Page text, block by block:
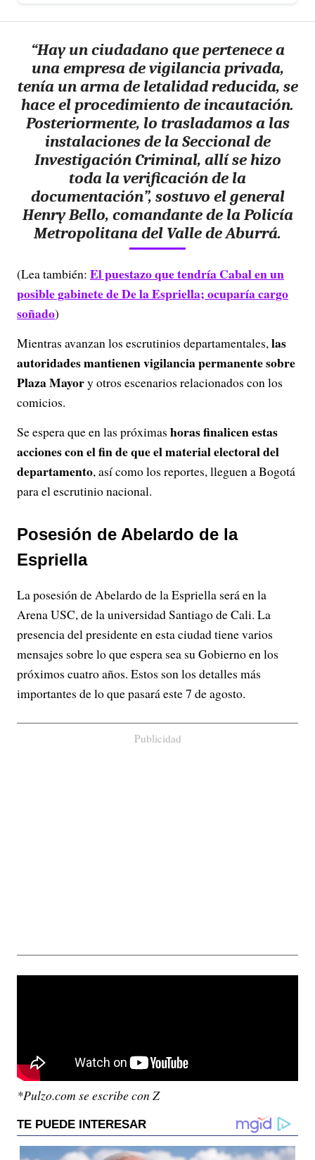
“Hay un ciudadano que pertenece a
una empresa de vigilancia privada,
tenía un arma de letalidad reducida, se
hace el procedimiento de incautación.
Posteriormente, lo trasladamos a las
instalaciones de la Seccional de
Investigación Criminal, allí se hizo
toda la verificación de la
documentación”, sostuvo el general
Henry Bello, comandante de la Policía
Metropolitana del Valle de Aburrá.
(Lea también: El puestazo que tendría Cabal en un
posible gabinete de De la Espriella; ocuparía cargo
soñado)
Mientras avanzan los escrutinios departamentales,las
autoridades mantienen vigilancia permanente sobre
Plaza Mayory otros escenarios relacionados con los
comicios.
Se espera que en las próximas horas finalicen estas
acciones con el fin de que el material electoral del
departamento, así como los reportes, lleguen a Bogotá
para el escrutinio nacional.
Posesión de Abelardo de la
Espriella
La posesión de Abelardo de la Espriella será en la
Arena USC, de la universidad Santiago de Cali. La
presencia del presidente en esta ciudad tiene varios
mensajes sobre lo que espera sea su Gobierno en los
próximos cuatro años. Estos son los detalles más
importantes de lo que pasará este 7 de agosto.
Publicidad
*Pulzo.com se escribe con Z